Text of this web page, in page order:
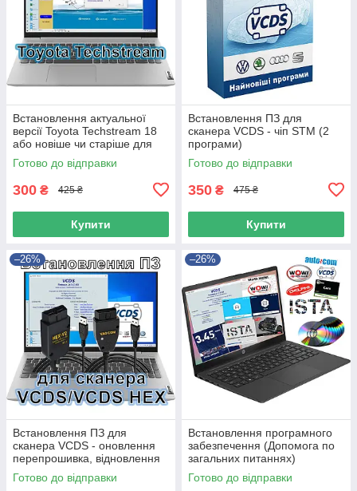
Встановлення актуальної
версії Toyota Techstream 18
або новіше чи старіше для
авто тойота лексус
Готово до відправки
300 ₴ 425 ₴
Купити
Встановлення ПЗ для
сканера VCDS - чіп STM (2
програми)
Готово до відправки
350 ₴ 475 ₴
Купити
–26%
Встановлення ПЗ для
сканера VCDS - оновлення
перепрошивка, відновлення
сканера вцдс вася діагност
на чіпі Atmega 162
Готово до відправки
–26%
Встановлення програмного
забезпечення (Допомога по
загальних питаннях)
встановлення драйверів і тд
Готово до відправки